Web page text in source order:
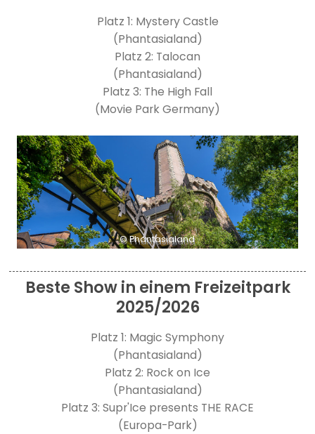
Platz 1: Mystery Castle
(Phantasialand)
Platz 2: Talocan
(Phantasialand)
Platz 3: The High Fall
(Movie Park Germany)
© Phantasialand
Beste Show in einem Freizeitpark
2025/2026
Platz 1: Magic Symphony
(Phantasialand)
Platz 2: Rock on Ice
(Phantasialand)
Platz 3: Supr'Ice presents THE RACE
(Europa-Park)